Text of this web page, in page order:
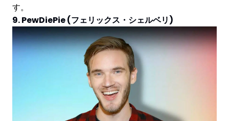
す。
9. PewDiePie (フェリックス・シェルベリ)